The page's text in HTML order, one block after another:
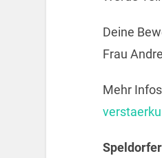
Deine
Frau
Mehr